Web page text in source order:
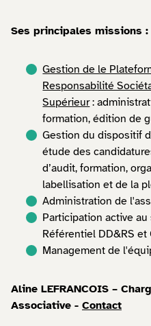
Ses principales missions :
Gestion de le
Responsabilité
Supérieur:
formation, édition de
Gestion du dispositif
étude des
d’audit, formation,
labellisation et de la
Administration de
Participation active
Référentiel DD&RS
Management de
Aline LEFRANCOIS –
Associative - Contact